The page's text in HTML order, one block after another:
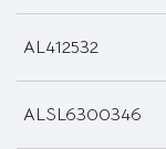
AL412532
ALSL6300346